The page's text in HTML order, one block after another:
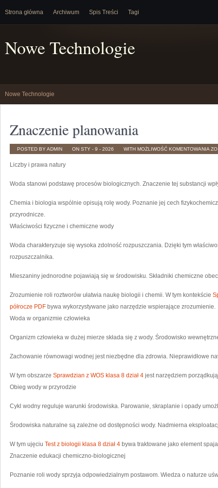
Strona główna Archiwum Spis Treści Tagi
Nowe Technologie
Nowe Technologie
Znaczenie planowania
POSTED BY ADMIN ON STY - 9 - 2026 WITH MOŻLIWOŚĆ KOMENTOWANIA
Liczby i prawa natury
Woda stanowi podstawę procesów biologicznych. Znaczenie tej substancji
Chemia i biologia wspólnie opisują rolę wody. Poznanie jej cech
przyrodnicze.
Właściwości fizyczne i chemiczne wody
Woda charakteryzuje się wysoka zdolność rozpuszczania. Dzięki tym
rozpuszczalnika.
Mieszaniny jednorodne pojawiają się w środowisku. Składniki chemiczne
Zrozumienie roli roztworów ułatwia naukę biologii i chemii. W tym kontekście
półrocze PDF bywa wykorzystywane jako narzędzie wspierające zrozumienie.
Woda w organizmie człowieka
Organizm człowieka w dużej mierze składa się z wody. Środowisko
Zachowanie równowagi wodnej jest niezbędne dla zdrowia. Nieprawidłowe
W tym obszarze Sprawdzian z WOS klasa 8 dział 4 jest narzędziem
Obieg wody w przyrodzie
Cykl wodny reguluje warunki środowiska. Parowanie, skraplanie i opady
Środowiska naturalne są zależne od dostępności wody. Nadmierna
W tym ujęciu Test z biologii klasa 8 dział 4 bywa traktowane jako element
Znaczenie edukacji chemiczno-biologicznej
Poznanie roli wody sprzyja odpowiedzialnym postawom. Wiedza o naturze